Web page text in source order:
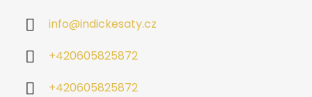
info@indickesaty.cz
+420605825872
+420605825872